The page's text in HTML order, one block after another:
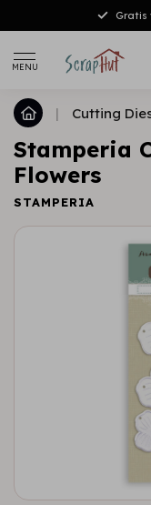
Gratis
MENU
| Cutting
Stamperia
Flowers
STAMPERIA